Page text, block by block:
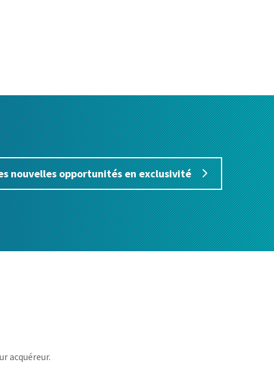
nouvelles opportunités en exclusivité
acquéreur.